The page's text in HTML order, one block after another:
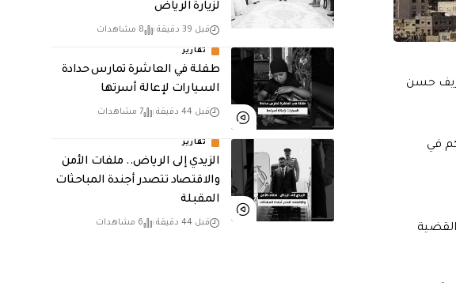
حسن
في
لزيارة الرياض
قبل 39 دقيقة 8 مشاهدات
تقارير
طفلة في العاشرة تمارس حدادة
السيارات لإعالة أسرتها
قبل 44 دقيقة 7 مشاهدات
تقارير
الزيدي إلى الرياض.. ملفات الأمن
والاقتصاد تتصدر أجندة المباحثات
المقبلة
قبل 44 دقيقة 6 مشاهدات